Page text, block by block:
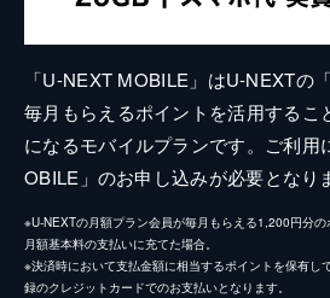
「U-NEXT MOBILE」はU-NEXTの
毎月もらえるポイントを活用するこ
になるモバイルプランです。ご利用
OBILE」のお申し込みが必要となり
※U-NEXTの月額プラン会員が毎月もらえる1,200円分
月額基本料の支払いに充てた場合。
※決済時において支払金額に相当するポイントを保有し
録のクレジットカードでのお支払いとなります。